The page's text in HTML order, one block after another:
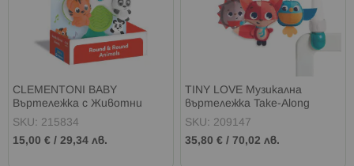
CLEMENTONI BABY
Въртележка с Животни
SKU: 215834
15,00 € / 29,34 лв.
TINY LOVE Музикална
въртележка Take-Along
Mobile Meadow Days™
SKU: 209147
35,80 € / 70,02 лв.